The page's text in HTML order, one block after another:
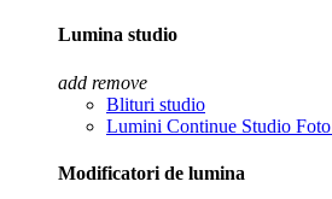
Lumina studio
add remove
Blituri studio
Lumini Continue Studio
Modificatori de lumina